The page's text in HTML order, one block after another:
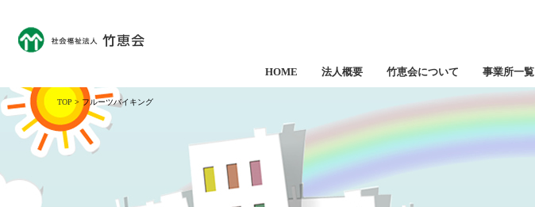
HOME 法人概要 竹恵会について 事業所一覧
TOP > フルーツバイキング